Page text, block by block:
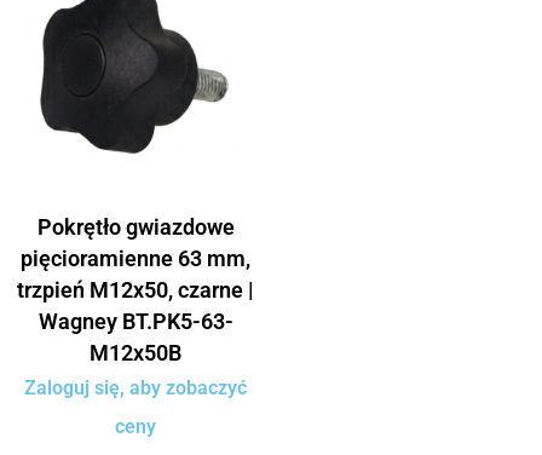
Pokrętło gwiazdowe
pięcioramienne 63 mm,
trzpień M12x50, czarne |
Wagney BT.PK5-63-
M12x50B
Zaloguj się, aby zobaczyć
ceny